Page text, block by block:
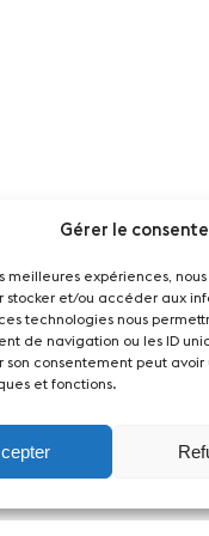
Gérer le
meilleures expériences,
stocker et/ou accéder aux
technologies nous
de navigation ou les ID
son consentement peut
et fonctions.